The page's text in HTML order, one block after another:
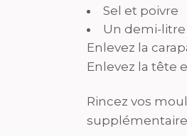
Sel et poivre
Un demi-litre
Enlevez la
Enlevez la tête
Rincez vos